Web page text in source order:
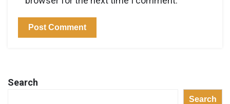
Search
Search